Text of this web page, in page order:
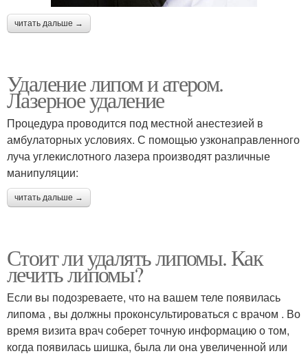
читать дальше →
Удаление липом и атером.
Лазерное удаление
Процедура проводится под местной анестезией в
амбулаторных условиях. С помощью узконаправленного
луча углекислотного лазера производят различные
манипуляции:
читать дальше →
Стоит ли удалять липомы. Как
лечить липомы?
Если вы подозреваете, что на вашем теле появилась
липома , вы должны проконсультироваться с врачом . Во
время визита врач соберет точную информацию о том,
когда появилась шишка, была ли она увеличенной или